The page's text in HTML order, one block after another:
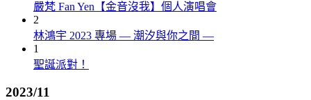
嚴梵 Fan Yen【金音沒我】個人演唱會
2
林鴻宇 2023 專場 — 潮汐與你之間 —
1
聖誕派對！
2023/11